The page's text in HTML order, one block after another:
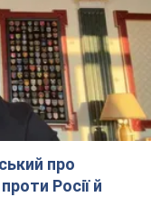
про
Росії й